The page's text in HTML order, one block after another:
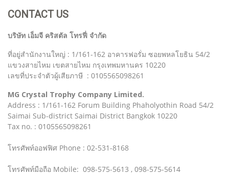
CONTACT US
บริษัท เอ็มจี คริสตัล โทรฟี่ จำกัด
ที่อยู่สำนักงานใหญ่ : 1/161-162 อาคารฟอรั่ม ซอยพหลโยธิน 54/2
แขวงสายไหม เขตสายไหม กรุงเทพมหานคร 10220
เลขที่ประจำตัวผู้เสียภาษี : 0105565098261
MG Crystal Trophy Company Limited.
Address : 1/161-162 Forum Building Phaholyothin Road 54/2
Saimai Sub-district Saimai District Bangkok 10220
Tax no. : 0105565098261
โทรศัพท์ออฟฟิศ Phone : 02-531-8168
โทรศัพท์มือถือ Mobile: 098-575-5613 , 098-575-5614